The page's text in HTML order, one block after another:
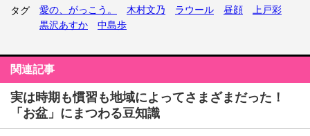
タグ 愛の、がっこう。 木村文乃 ラウール 昼顔
上戸彩
黒沢あすか
中島歩
関連記事
実は時期も慣習も地域によってさまざまだった！
「お盆」にまつわる豆知識